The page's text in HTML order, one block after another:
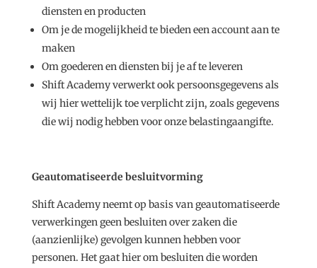
diensten en producten
Om je de mogelijkheid te bieden een account aan te
maken
Om goederen en diensten bij je af te leveren
Shift Academy verwerkt ook persoonsgegevens als
wij hier wettelijk toe verplicht zijn, zoals gegevens
die wij nodig hebben voor onze belastingaangifte.
Geautomatiseerde besluitvorming
Shift Academy neemt op basis van geautomatiseerde
verwerkingen geen besluiten over zaken die
(aanzienlijke) gevolgen kunnen hebben voor
personen. Het gaat hier om besluiten die worden